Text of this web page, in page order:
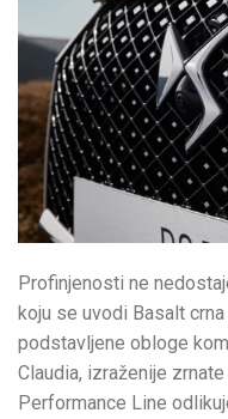
Profinjenosti ne
koju se uvodi Basalt
podstavljene obloge
Claudia, izraženije
Performance Line